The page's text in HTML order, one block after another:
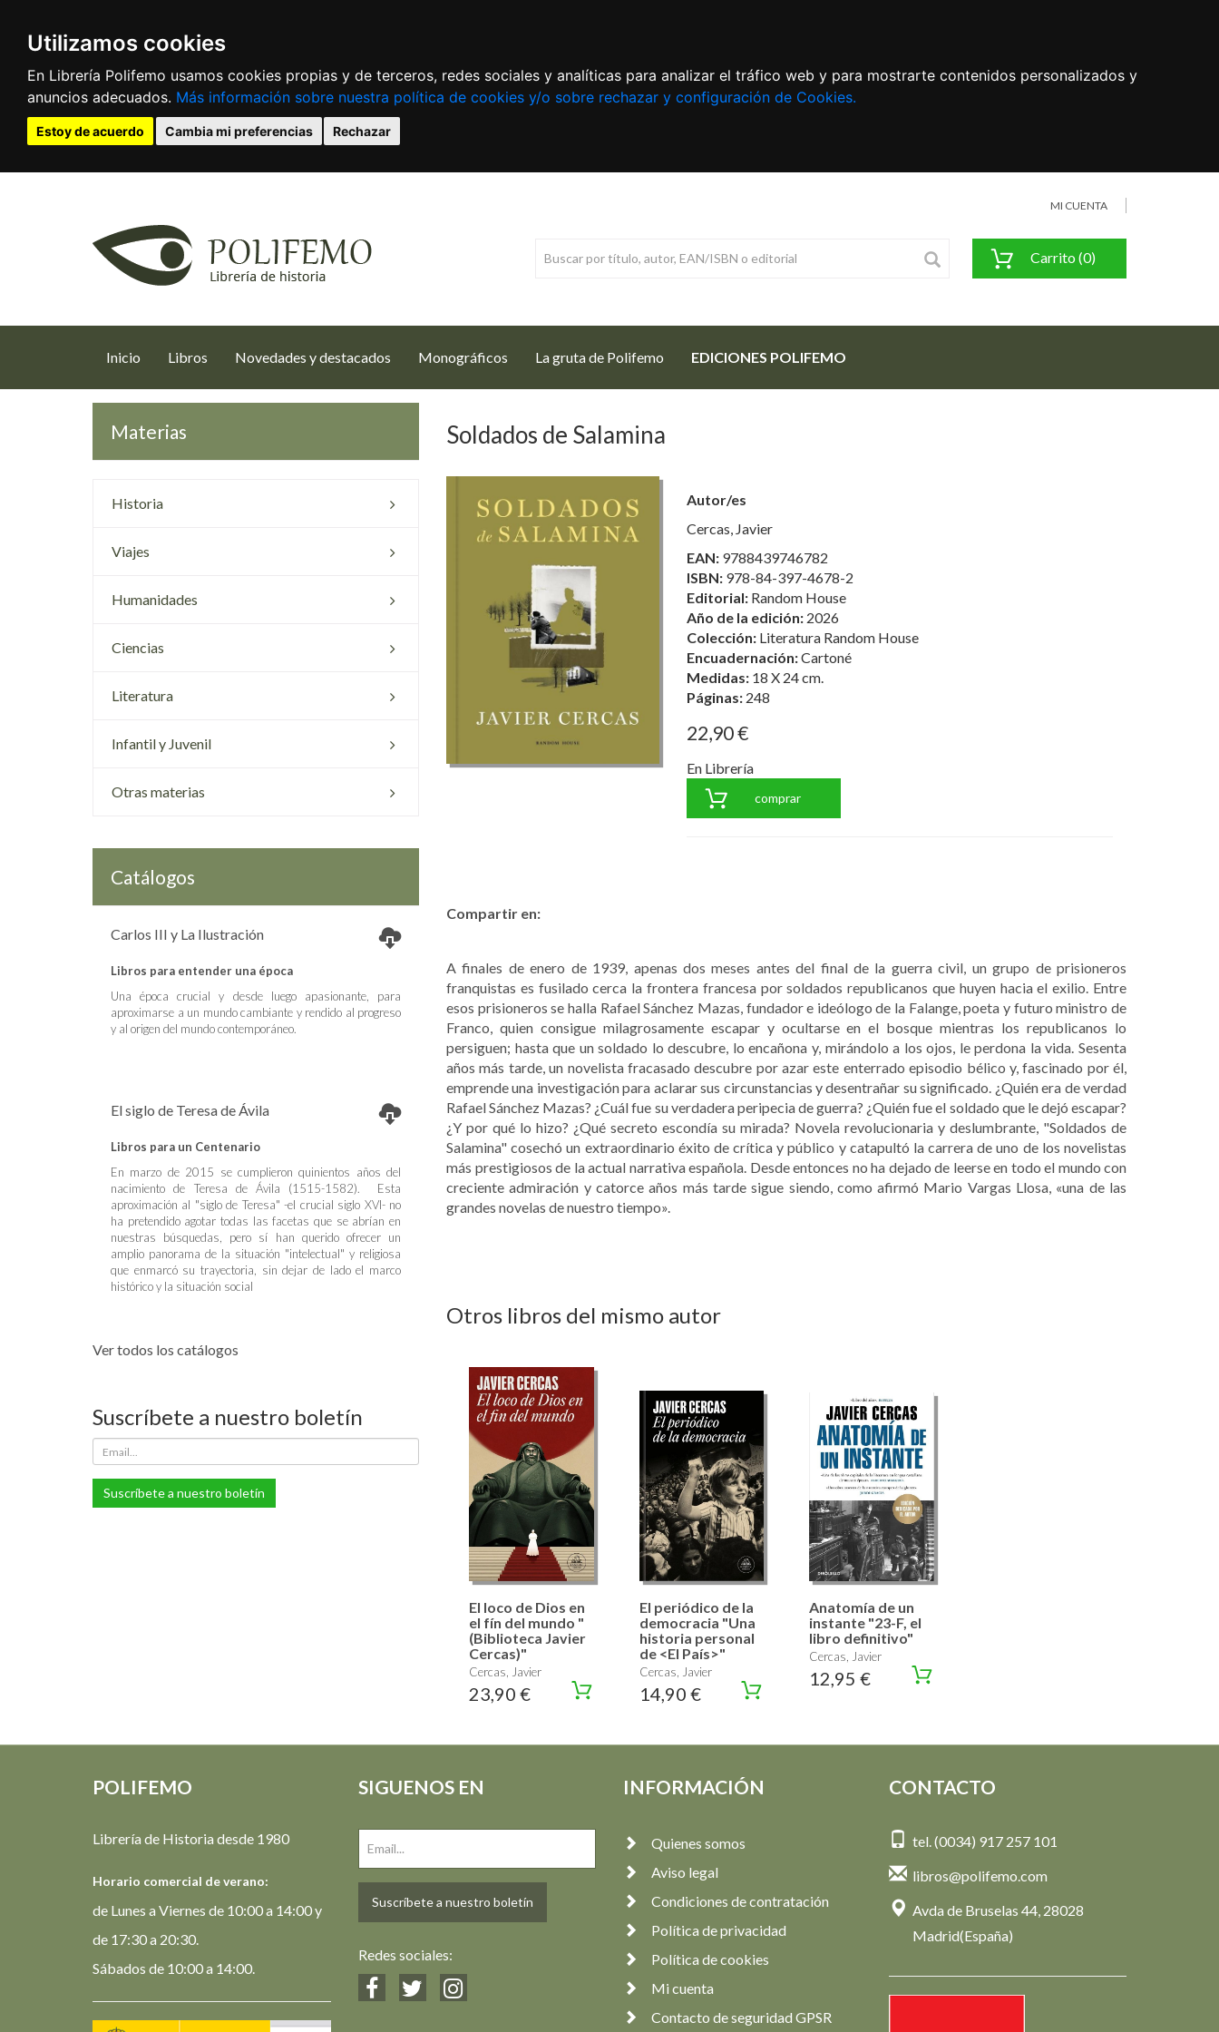
Utilizamos cookies
En Librería Polifemo usamos cookies propias y de terceros, redes sociales y analíticas para analizar el tráfico web y para mostrarte contenidos personalizados y
anuncios adecuados. Más información sobre nuestra política de cookies y/o sobre rechazar y configuración de Cookies.
Estoy de acuerdo Cambia mi preferencias Rechazar
MI CUENTA
Carrito (0)
Inicio (current)
Libros Novedades y destacados Monográficos La gruta de Polifemo EDICIONES POLIFEMO
Materias
Historia
Viajes
Humanidades
Ciencias
Literatura
Infantil y Juvenil
Otras materias
Catálogos
Carlos III y La Ilustración
Libros para entender una época
Una época crucial y desde luego apasionante, para
aproximarse a un mundo cambiante y rendido al progreso
y al origen del mundo contemporáneo.
El siglo de Teresa de Ávila
Libros para un Centenario
En marzo de 2015 se cumplieron quinientos años del
nacimiento de Teresa de Ávila (1515-1582). Esta
aproximación al "siglo de Teresa" -el crucial siglo XVI- no
ha pretendido agotar todas las facetas que se abrían en
nuestras búsquedas, pero sí han querido ofrecer un
amplio panorama de la situación "intelectual" y religiosa
que enmarcó su trayectoria, sin dejar de lado el marco
histórico y la situación social
Ver todos los catálogos
Suscríbete a nuestro boletín
Suscríbete a nuestro boletín
Soldados de Salamina
Autor/es
Cercas, Javier
EAN: 9788439746782
ISBN: 978-84-397-4678-2
Editorial: Random House
Año de la edición: 2026
Colección: Literatura Random House
Encuadernación:Cartoné
Medidas: 18 X 24 cm.
Páginas: 248
22,90 €
En Librería
comprar
Compartir en:
A finales de enero de 1939, apenas dos meses antes del final de la guerra civil, un grupo de prisioneros
franquistas es fusilado cerca la frontera francesa por soldados republicanos que huyen hacia el exilio. Entre
esos prisioneros se halla Rafael Sánchez Mazas, fundador e ideólogo de la Falange, poeta y futuro ministro de
Franco, quien consigue milagrosamente escapar y ocultarse en el bosque mientras los republicanos lo
persiguen; hasta que un soldado lo descubre, lo encañona y, mirándolo a los ojos, le perdona la vida. Sesenta
años más tarde, un novelista fracasado descubre por azar este enterrado episodio bélico y, fascinado por él,
emprende una investigación para aclarar sus circunstancias y desentrañar su significado. ¿Quién era de verdad
Rafael Sánchez Mazas? ¿Cuál fue su verdadera peripecia de guerra? ¿Quién fue el soldado que le dejó escapar?
¿Y por qué lo hizo? ¿Qué secreto escondía su mirada? Novela revolucionaria y deslumbrante, "Soldados de
Salamina" cosechó un extraordinario éxito de crítica y público y catapultó la carrera de uno de los novelistas
más prestigiosos de la actual narrativa española. Desde entonces no ha dejado de leerse en todo el mundo con
creciente admiración y catorce años más tarde sigue siendo, como afirmó Mario Vargas Llosa, «una de las
grandes novelas de nuestro tiempo».
Otros libros del mismo autor
El loco de Dios en
el fín del mundo "
(Biblioteca Javier
Cercas)"
Cercas, Javier
23,90 €
El periódico de la
democracia "Una
historia personal
de <El País>"
Cercas, Javier
14,90 €
Anatomía de un
instante "23-F, el
libro definitivo"
Cercas, Javier
12,95 €
POLIFEMO
Librería de Historia desde 1980
Horario comercial de verano:
de Lunes a Viernes de 10:00 a 14:00 y
de 17:30 a 20:30.
Sábados de 10:00 a 14:00.
SIGUENOS EN
Suscríbete a nuestro boletín
Redes sociales:
INFORMACIÓN
Quienes somos
Aviso legal
Condiciones de contratación
Política de privacidad
Política de cookies
Mi cuenta
Contacto de seguridad GPSR
CONTACTO
tel. (0034) 917 257 101
libros@polifemo.com
Avda de Bruselas 44, 28028
Madrid(España)